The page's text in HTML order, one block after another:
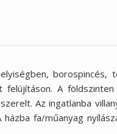
borospincés,
A
Az ingatlanba
fa/műanyag